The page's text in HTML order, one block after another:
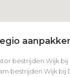
bestrijden Wijk bij
bestrijden Wijk bij